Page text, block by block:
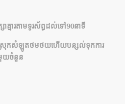
នារតាមទូរស័ព្ធដល់ទៅ90នាទី
ស្រុក​សំឡូត​ថមថយ​ហើយ​បន្សល់​ទុក​ការ​
មួយ​ចំនួន